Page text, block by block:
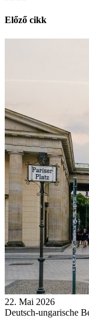
Előző cikk
22. Mai 2026
Deutsch-ungarische